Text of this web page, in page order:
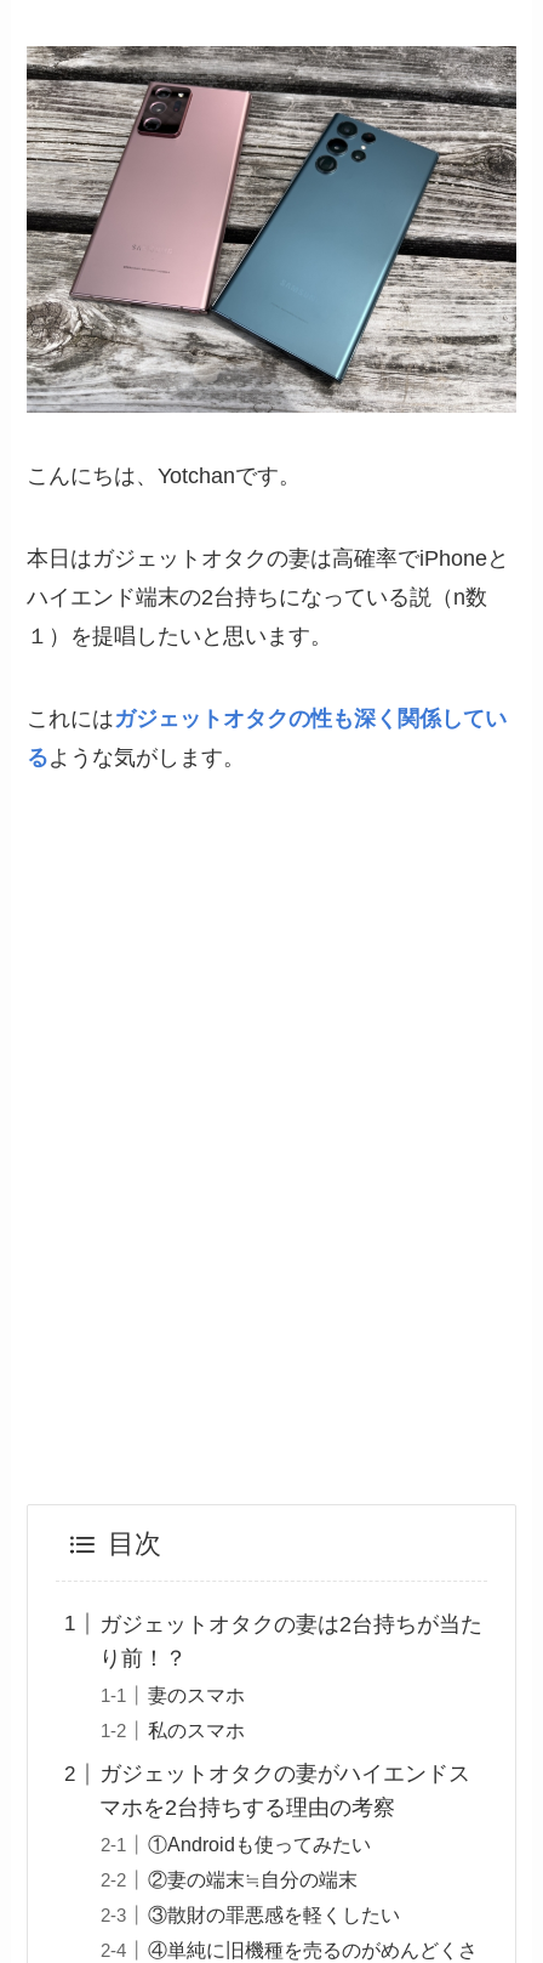
こんにちは、Yotchanです。
本日はガジェットオタクの妻は高確率でiPhoneと
ハイエンド端末の2台持ちになっている説（n数
１）を提唱したいと思います。
これにはガジェットオタクの性も深く関係してい
るような気がします。
目次
ガジェットオタクの妻は2台持ちが当た
り前！？
妻のスマホ
私のスマホ
ガジェットオタクの妻がハイエンドス
マホを2台持ちする理由の考察
①Androidも使ってみたい
②妻の端末≒自分の端末
③散財の罪悪感を軽くしたい
④単純に旧機種を売るのがめんどくさ